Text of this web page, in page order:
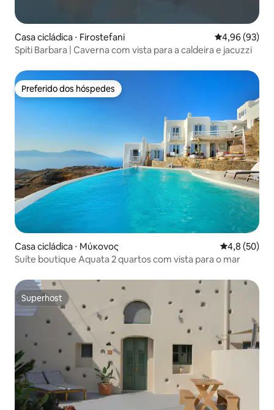
Casa cicládica ⋅ Firostefani 4,96 de uma
4,96 (93)
Spiti Barbara | Caverna com vista para a caldeira e jacuzzi
Preferido dos hóspedes
Preferido dos hóspedes
Casa cicládica ⋅ Μύκονος 4,8 de uma
4,8 (50)
Suíte boutique Aquata 2 quartos com vista para o mar
Superhost
Superhost